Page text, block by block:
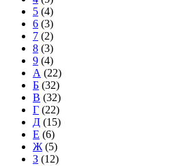
5 (4)
6 (3)
7 (2)
8 (3)
9 (4)
А (22)
Б (32)
В (32)
Г (22)
Д (15)
Е (6)
Ж (5)
З (12)